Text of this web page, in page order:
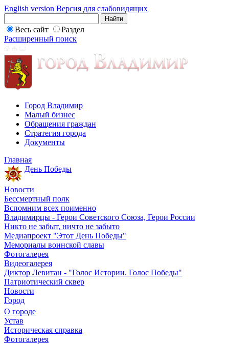
English version Версия для слабовидящих
Весь сайт
Раздел
Расширенный поиск
Город Владимир
Малый бизнес
Обращения граждан
Стратегия города
Документы
Главная
День Победы
Новости
Бессмертный полк
Вспомним всех поименно
Владимирцы - Герои Советского Союза, Герои России
Никто не забыт, ничто не забыто
Медиапроект "Этот День Победы"
Мемориалы воинской славы
Фотогалерея
Видеогалерея
Диктор Левитан - "Голос Истории. Голос Победы"
Патриотический сквер
Новости
Город
О городе
Устав
Историческая справка
Фотогалерея